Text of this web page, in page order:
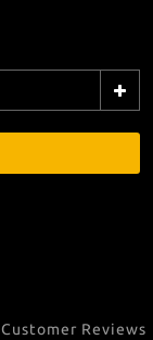
Customer Reviews